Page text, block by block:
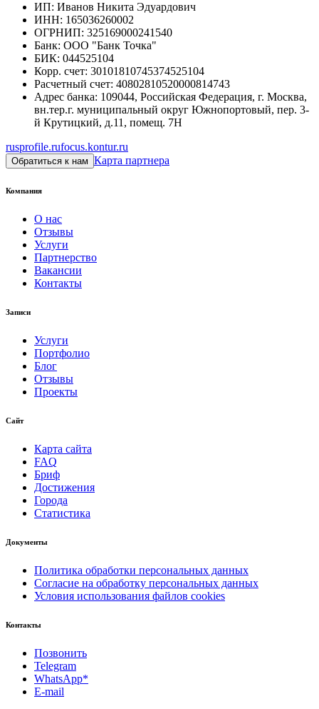
ИП: Иванов Никита Эдуардович
ИНН: 165036260002
ОГРНИП: 325169000241540
Банк: ООО "Банк Точка"
БИК: 044525104
Корр. счет: 30101810745374525104
Расчетный счет: 40802810520000814743
Адрес банка: 109044, Российская Федерация, г. Москва,
вн.тер.г. муниципальный округ Южнопортовый, пер. 3-
й Крутицкий, д.11, помещ. 7Н
rusprofile.rufocus.kontur.ru
Обратиться к нам Карта партнера
Компания
О нас
Отзывы
Услуги
Партнерство
Вакансии
Контакты
Записи
Услуги
Портфолио
Блог
Отзывы
Проекты
Сайт
Карта сайта
FAQ
Бриф
Достижения
Города
Статистика
Документы
Политика обработки персональных данных
Согласие на обработку персональных данных
Условия использования файлов cookies
Контакты
Позвонить
Telegram
WhatsApp*
E-mail